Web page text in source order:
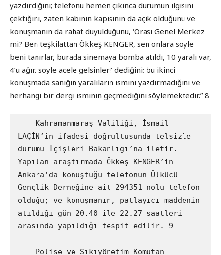
yazdırdığını; telefonu hemen çıkınca durumun ilgisini
çektiğini, zaten kabinin kapısının da açık olduğunu ve
konuşmanın da rahat duyulduğunu, ‘Orası Genel Merkez
mi? Ben teşkilattan Ökkeş KENGER, sen onlara söyle
beni tanırlar, burada sinemaya bomba atıldı, 10 yaralı var,
4’ü ağır, söyle acele gelsinler!’ dediğini; bu ikinci
konuşmada sanığın yaralıların ismini yazdırmadığını ve
herhangi bir dergi isminin geçmediğini söylemektedir.” 8
LAÇİN’in ifadesi doğrultusunda telsizle
durumu İçişleri Bakanlığı’na iletir.
Yapılan araştırmada Ökkeş KENGER’in
Ankara’da konuştuğu telefonun Ülkücü
Gençlik Derneğine ait 294351 nolu telefon
olduğu; ve konuşmanın, patlayıcı maddenin
atıldığı gün 20.40 ile 22.27 saatleri
arasında yapıldığı tespit edilir. 9